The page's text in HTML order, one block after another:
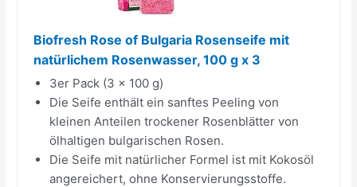
Biofresh Rose of Bulgaria Rosenseife mit
natürlichem Rosenwasser, 100 g x 3
3er Pack (3 x 100 g)
Die Seife enthält ein sanftes Peeling von
kleinen Anteilen trockener Rosenblätter von
ölhaltigen bulgarischen Rosen.
Die Seife mit natürlicher Formel ist mit Kokosöl
angereichert, ohne Konservierungsstoffe.